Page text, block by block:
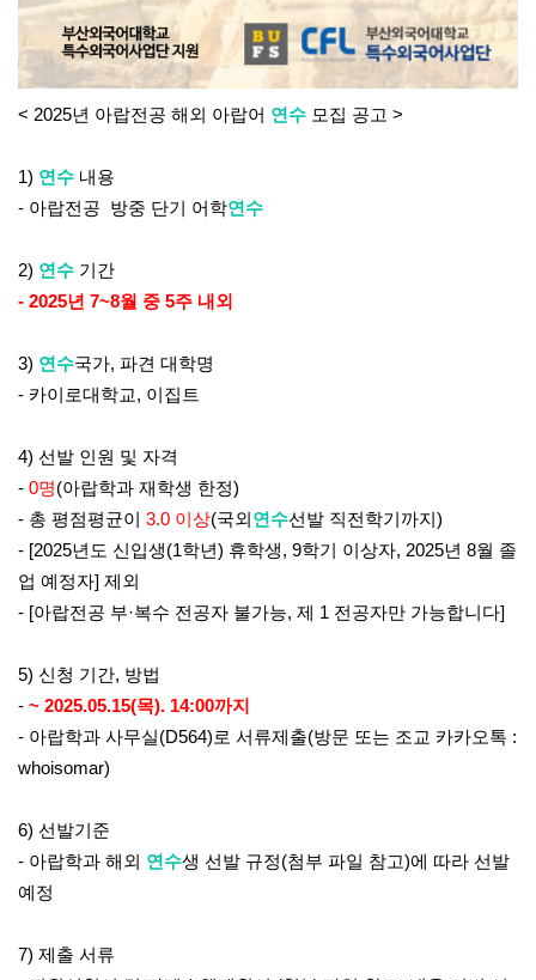
< 2025년 아랍전공 해외 아랍어 연수 모집 공고 >
1) 연수 내용
- 아랍전공 방중 단기 어학연수
2) 연수 기간
- 2025년 7~8월 중 5주 내외
3) 연수국가, 파견 대학명
- 카이로대학교, 이집트
4) 선발 인원 및 자격
- 0명(아랍학과 재학생 한정)
- 총 평점평균이 3.0 이상(국외연수선발 직전학기까지)
- [2025년도 신입생(1학년) 휴학생, 9학기 이상자, 2025년 8월 졸
업 예정자] 제외
- [아랍전공 부·복수 전공자 불가능, 제 1 전공자만 가능합니다]
5) 신청 기간, 방법
- ~ 2025.05.15(목). 14:00까지
- 아랍학과 사무실(D564)로 서류제출(방문 또는 조교 카카오톡 :
whoisomar)
6) 선발기준
- 아랍학과 해외 연수생 선발 규정(첨부 파일 참고)에 따라 선발
예정
7) 제출 서류